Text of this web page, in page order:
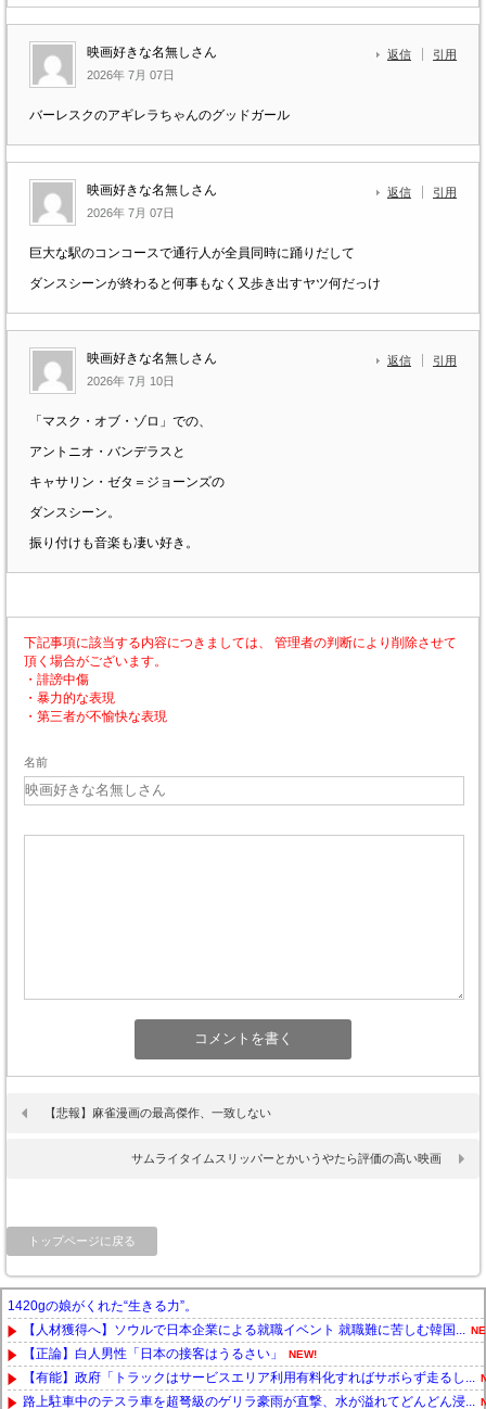
映画好きな名無しさん
2026年 7月 07日
返信 引用
バーレスクのアギレラちゃんのグッドガール
映画好きな名無しさん
2026年 7月 07日
返信 引用
巨大な駅のコンコースで通行人が全員同時に踊りだして
ダンスシーンが終わると何事もなく又歩き出すヤツ何だっけ
映画好きな名無しさん
2026年 7月 10日
返信 引用
「マスク・オブ・ゾロ」での、
アントニオ・バンデラスと
キャサリン・ゼタ＝ジョーンズの
ダンスシーン。
振り付けも音楽も凄い好き。
下記事項に該当する内容につきましては、 管理者の判断により削除させて
頂く場合がございます。
・誹謗中傷
・暴力的な表現
・第三者が不愉快な表現
名前
【悲報】麻雀漫画の最高傑作、一致しない
サムライタイムスリッパーとかいうやたら評価の高い映画
トップページに戻る
1420gの娘がくれた“生きる力”。
【人材獲得へ】ソウルで日本企業による就職イベント 就職難に苦しむ韓国...
【正論】白人男性「日本の接客はうるさい」 NEW!
【有能】政府「トラックはサービスエリア利用有料化すればサボらず走るし...
路上駐車中のテスラ車を超弩級のゲリラ豪雨が直撃、水が溢れてどんどん浸...